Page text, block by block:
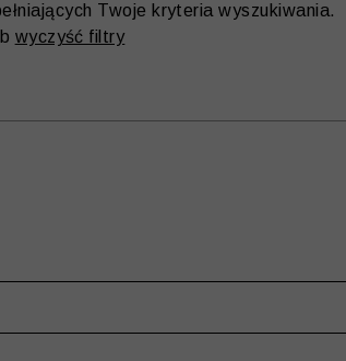
Twoje kryteria wyszukiwania.
wyczyść filtry